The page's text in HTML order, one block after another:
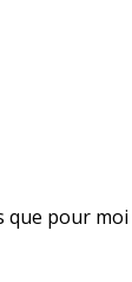
pour moi